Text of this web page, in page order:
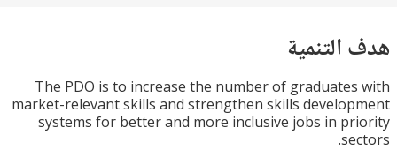
The PDO is to increase the number of
market-relevant skills and strengthen skills
systems for better and more inclusive jobs in